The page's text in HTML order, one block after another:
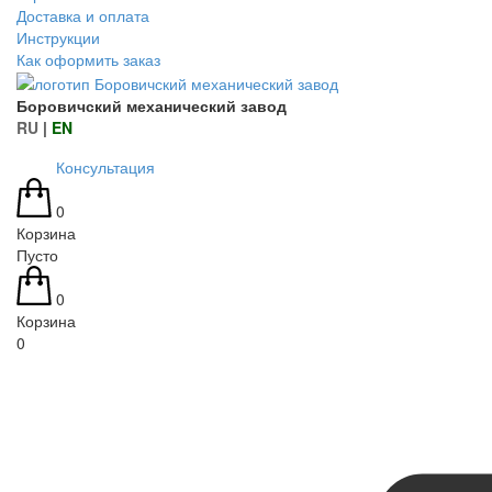
Доставка и оплата
Инструкции
Как оформить заказ
Боровичский механический завод
RU | EN
Консультация
0
Корзина
Пусто
0
Корзина
0